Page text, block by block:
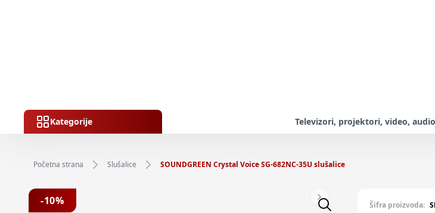
Kategorije Televizori, projektori, video, audio
Početna strana Slušalice SOUNDGREEN Crystal Voice SG-682NC-35U slušalice
Previous slide Next slide
-10% Šifra proizvoda: